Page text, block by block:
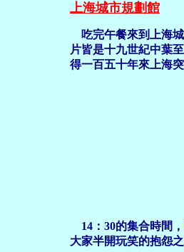
上海城市規劃館
吃完午餐來到上海城
片皆是十九世紀中葉
得一百五十年來上海
14：30的集合時間
大家半開玩笑的抱怨